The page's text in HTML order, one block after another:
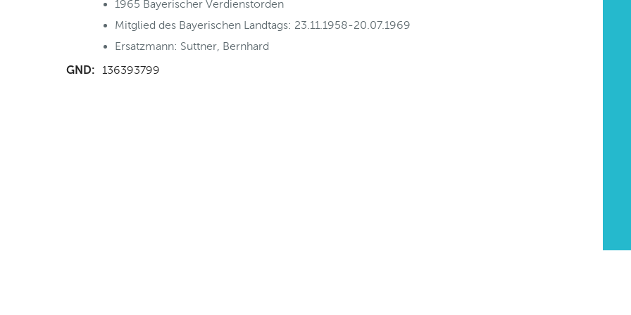
1965 Bayerischer Verdienstorden
Mitglied des Bayerischen Landtags: 23.11.1958-20.07.1969
Ersatzmann: Suttner, Bernhard
GND: 136393799